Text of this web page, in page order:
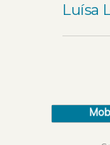
Luísa